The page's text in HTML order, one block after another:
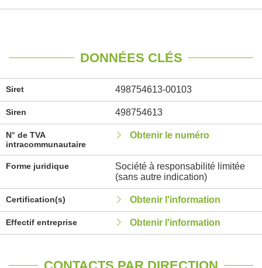
DONNÉES CLÉS
Siret 498754613-00103
Siren 498754613
N° de TVA
intracommunautaire
Obtenir le numéro
Forme juridique
Société à responsabilité limitée
(sans autre indication)
Certification(s) Obtenir l'information
Effectif entreprise Obtenir l'information